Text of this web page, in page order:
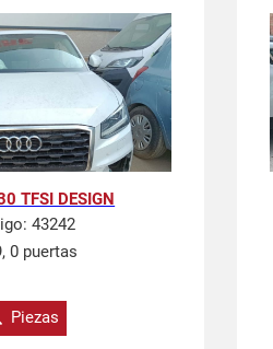
TFSI DESIGN
43242
0 puertas
Piezas